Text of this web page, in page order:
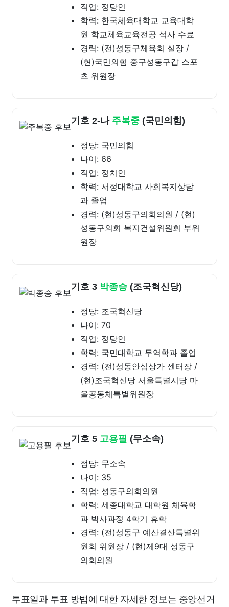
직업: 정당인
학력: 한국체육대학교 교육대학
원 학교체육교육전공 석사 수료
경력: (전)성동구체육회 실장 /
(현)국민의힘 중구성동구갑 스포
츠 위원장
기호 2-나 주복중 (국민의힘)
정당: 국민의힘
나이: 66
직업: 정치인
학력: 서정대학교 사회복지상담
과 졸업
경력: (현)성동구의회의원 / (현)
성동구의회 복지건설위원회 부위
원장
기호 3 박종승 (조국혁신당)
정당: 조국혁신당
나이: 70
직업: 정당인
학력: 국민대학교 무역학과 졸업
경력: (전)성동안심상가 센터장 /
(현)조국혁신당 서울특별시당 마
을공동체특별위원장
기호 5 고용필 (무소속)
정당: 무소속
나이: 35
직업: 성동구의회의원
학력: 세종대학교 대학원 체육학
과 박사과정 4학기 휴학
경력: (전)성동구 예산결산특별위
원회 위원장 / (현)제9대 성동구
의회의원
투표일과 투표 방법에 대한 자세한 정보는 중앙선거